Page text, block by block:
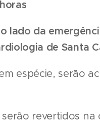
lado da
de Santa
espécie, serão
revertidos